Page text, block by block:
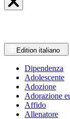
Edition italiano
Dipendenza
Adolescente
Adozione
Adorazione
Affido
Allenatore